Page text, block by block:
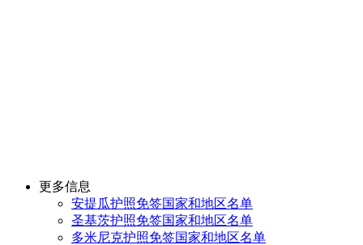
更多信息
安提瓜护照免签国家和地区名单
圣基茨护照免签国家和地区名单
多米尼克护照免签国家和地区名单